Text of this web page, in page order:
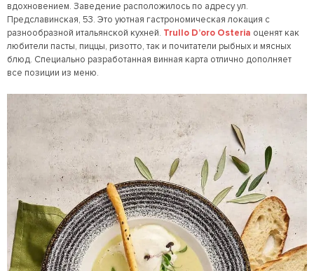
вдохновением. Заведение расположилось по адресу ул.
Предславинская, 53. Это уютная гастрономическая локация с
разнообразной итальянской кухней. Trullo D’oro Osteria оценят как
любители пасты, пиццы, ризотто, так и почитатели рыбных и мясных
блюд. Специально разработанная винная карта отлично дополняет
все позиции из меню.